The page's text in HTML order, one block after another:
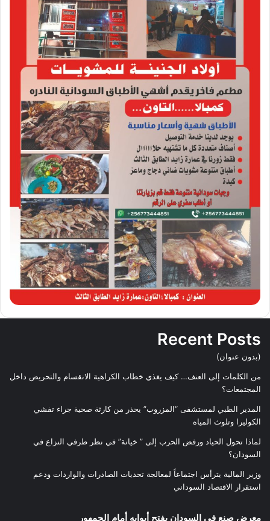
Recent Posts
(بدون عنوان)
من الكلمات إلى العنف… كيف يغذي خطاب الكراهية الانقسام والتحريض داخل
المجتمعات؟
المدير الطبي لمستشفى “المزروب” يحذر من كارثة صحية جراء تفشي
الكوليرا وتلوث المياه
لماذا تحول الحياد ورفض الحرب إلى ” خيانة” في نظر طرفي النزاع في
السودان؟
وزير المالية يترأس اجتماعاً لمعالجة تحديات الصادرات والواردات ودعم
استقرار الاقتصاد السوداني
معرض صنع في السودان يفتح أبوابه أمام الجمهور